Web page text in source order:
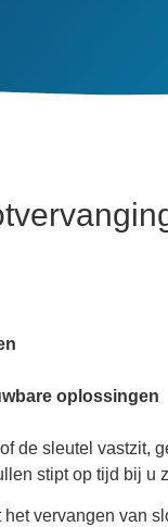
oplossingen
de sleutel vastzit,
stipt op tijd bij u
vervangen van